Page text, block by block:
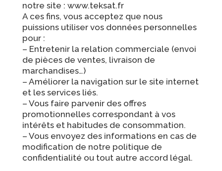
notre site : www.teksat.fr
A ces fins, vous acceptez que nous
puissions utiliser vos données personnelles
pour :
– Entretenir la relation commerciale (envoi
de pièces de ventes, livraison de
marchandises…)
– Améliorer la navigation sur le site internet
et les services liés.
– Vous faire parvenir des offres
promotionnelles correspondant à vos
intérêts et habitudes de consommation.
– Vous envoyez des informations en cas de
modification de notre politique de
confidentialité ou tout autre accord légal.